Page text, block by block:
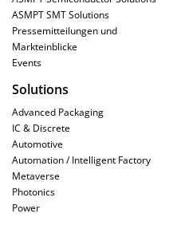
ASMPT SMT Solutions
Pressemitteilungen und
Markteinblicke
Events
Solutions
Advanced Packaging
IC & Discrete
Automotive
Automation / Intelligent Factory
Metaverse
Photonics
Power